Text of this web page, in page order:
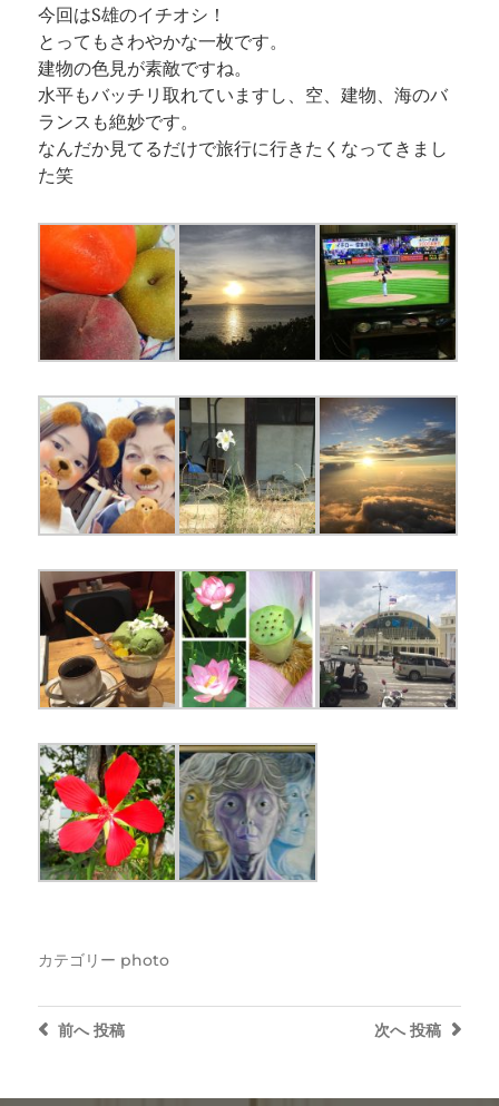
今回はS雄のイチオシ！
とってもさわやかな一枚です。
建物の色見が素敵ですね。
水平もバッチリ取れていますし、空、建物、海のバ
ランスも絶妙です。
なんだか見てるだけで旅行に行きたくなってきまし
た笑
カテゴリー photo
次へ 投稿
前へ投稿